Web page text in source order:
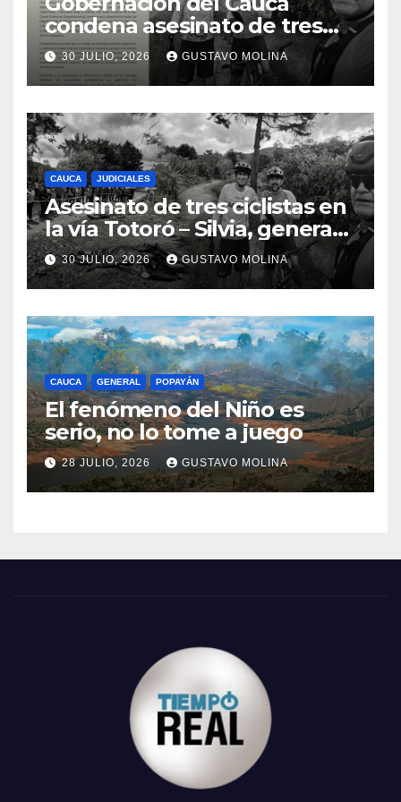
condena asesinato de tres
ciudadanos y exige medidas
urgentes al Gobierno
Nacional
30 JULIO, 2026 GUSTAVO MOLINA
CAUCA JUDICIALES
Asesinato de tres ciclistas en
la vía Totoró – Silvia, genera
consternación en el Cauca
30 JULIO, 2026 GUSTAVO MOLINA
CAUCA GENERAL POPAYÁN
El fenómeno del Niño es
serio, no lo tome a juego
28 JULIO, 2026 GUSTAVO MOLINA